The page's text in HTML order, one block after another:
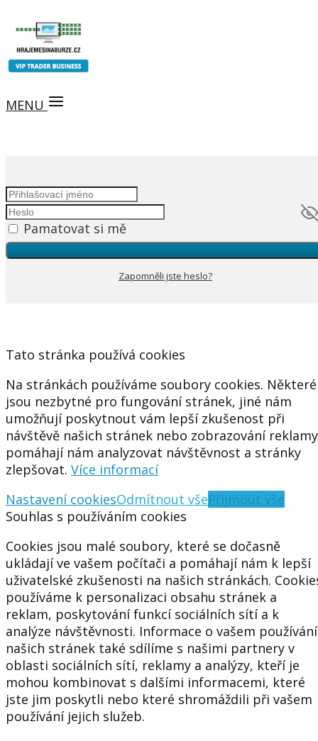
MENU
Pamatovat si mě
Zapomněli jste heslo?
Tato stránka používá cookies
Na stránkách používáme soubory cookies. Některé
jsou nezbytné pro fungování stránek, jiné nám
umožňují poskytnout vám lepší zkušenost při
návštěvě našich stránek nebo zobrazování
pomáhají nám analyzovat návštěvnost a stránky
zlepšovat. Více informací
Nastavení cookiesOdmítnout všePřijmout vše
Souhlas s používáním cookies
Cookies jsou malé soubory, které se dočasně
ukládají ve vašem počítači a pomáhají nám k lepší
uživatelské zkušenosti na našich stránkách.
používáme k personalizaci obsahu stránek a
reklam, poskytování funkcí sociálních sítí a k
analýze návštěvnosti. Informace o vašem používání
našich stránek také sdílíme s našimi partnery v
oblasti sociálních sítí, reklamy a analýzy, kteří je
mohou kombinovat s dalšími informacemi, které
jste jim poskytli nebo které shromáždili při vašem
používání jejich služeb.